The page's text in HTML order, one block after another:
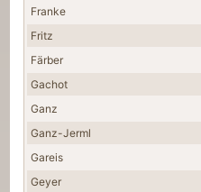
Franke
Fritz
Färber
Gachot
Ganz
Ganz-Jerml
Gareis
Geyer